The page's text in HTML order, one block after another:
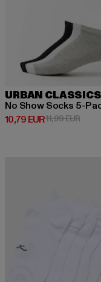
URBAN CLASSICS
No Show Socks 5-
10,79 EUR
Derzeitiger Preis: 10,79
11,99 EUR